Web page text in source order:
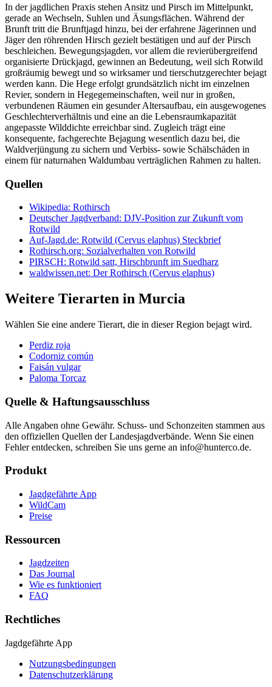
In der jagdlichen Praxis stehen Ansitz und Pirsch im Mittelpunkt,
gerade an Wechseln, Suhlen und Äsungsflächen. Während der
Brunft tritt die Brunftjagd hinzu, bei der erfahrene Jägerinnen und
Jäger den röhrenden Hirsch gezielt bestätigen und auf der Pirsch
beschleichen. Bewegungsjagden, vor allem die revierübergreifend
organisierte Drückjagd, gewinnen an Bedeutung, weil sich Rotwild
großräumig bewegt und so wirksamer und tierschutzgerechter bejagt
werden kann. Die Hege erfolgt grundsätzlich nicht im einzelnen
Revier, sondern in Hegegemeinschaften, weil nur in großen,
verbundenen Räumen ein gesunder Altersaufbau, ein ausgewogenes
Geschlechterverhältnis und eine an die Lebensraumkapazität
angepasste Wilddichte erreichbar sind. Zugleich trägt eine
konsequente, fachgerechte Bejagung wesentlich dazu bei, die
Waldverjüngung zu sichern und Verbiss- sowie Schälschäden in
einem für naturnahen Waldumbau verträglichen Rahmen zu halten.
Quellen
Wikipedia: Rothirsch
Deutscher Jagdverband: DJV-Position zur Zukunft vom
Rotwild
Auf-Jagd.de: Rotwild (Cervus elaphus) Steckbrief
Rothirsch.org: Sozialverhalten von Rotwild
PIRSCH: Rotwild satt, Hirschbrunft im Suedharz
waldwissen.net: Der Rothirsch (Cervus elaphus)
Weitere Tierarten in Murcia
Wählen Sie eine andere Tierart, die in dieser Region bejagt wird.
Perdiz roja
Codorniz común
Faisán vulgar
Paloma Torcaz
Quelle & Haftungsausschluss
Alle Angaben ohne Gewähr. Schuss- und Schonzeiten stammen aus
den offiziellen Quellen der Landesjagdverbände. Wenn Sie einen
Fehler entdecken, schreiben Sie uns gerne an info@hunterco.de.
Produkt
Jagdgefährte App
WildCam
Preise
Ressourcen
Jagdzeiten
Das Journal
Wie es funktioniert
FAQ
Rechtliches
Jagdgefährte App
Nutzungsbedingungen
Datenschutzerklärung